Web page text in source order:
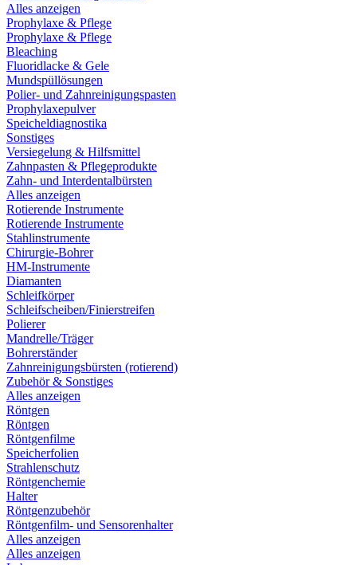
Alles anzeigen
Prophylaxe & Pflege
Prophylaxe & Pflege
Bleaching
Fluoridlacke & Gele
Mundspüllösungen
Polier- und Zahnreinigungspasten
Prophylaxepulver
Speicheldiagnostika
Sonstiges
Versiegelung & Hilfsmittel
Zahnpasten & Pflegeprodukte
Zahn- und Interdentalbürsten
Alles anzeigen
Rotierende Instrumente
Rotierende Instrumente
Stahlinstrumente
Chirurgie-Bohrer
HM-Instrumente
Diamanten
Schleifkörper
Schleifscheiben/Finierstreifen
Polierer
Mandrelle/Träger
Bohrerständer
Zahnreinigungsbürsten (rotierend)
Zubehör & Sonstiges
Alles anzeigen
Röntgen
Röntgen
Röntgenfilme
Speicherfolien
Strahlenschutz
Röntgenchemie
Halter
Röntgenzubehör
Röntgenfilm- und Sensorenhalter
Alles anzeigen
Alles anzeigen